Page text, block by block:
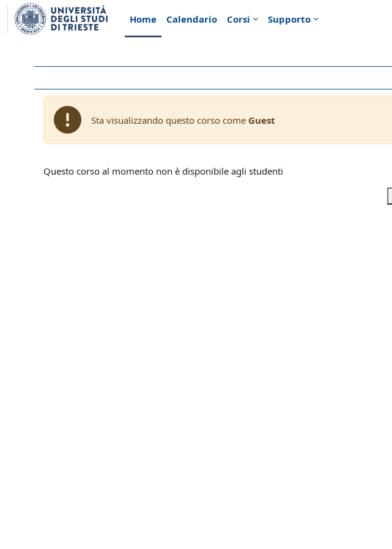
Vai al contenuto principale
Home
Calendario Corsi Supporto
Sta visualizzando questo corso come Guest
Questo corso al momento non è disponibile agli studenti